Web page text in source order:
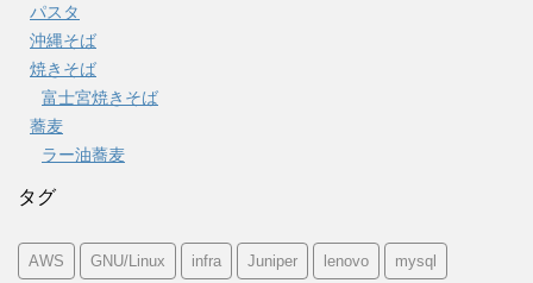
パスタ
沖縄そば
焼きそば
富士宮焼きそば
蕎麦
ラー油蕎麦
タグ
AWS GNU/Linux infra Juniper lenovo mysql